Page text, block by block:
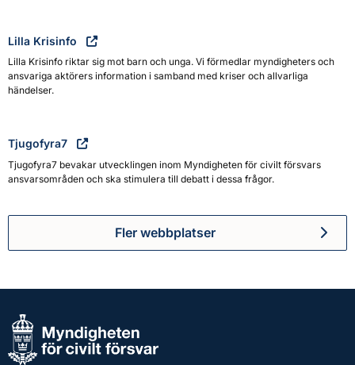
Lilla Krisinfo
Lilla Krisinfo riktar sig mot barn och unga. Vi förmedlar myndigheters och
ansvariga aktörers information i samband med kriser och allvarliga
händelser.
Tjugofyra7
Tjugofyra7 bevakar utvecklingen inom Myndigheten för civilt försvars
ansvarsområden och ska stimulera till debatt i dessa frågor.
Fler webbplatser